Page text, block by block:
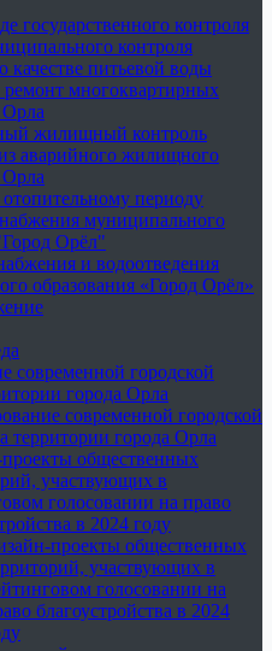
государственного контроля
контроля
питьевой воды
многоквартирных
Орла
жилищный контроль
аварийного жилищного
Орла
периоду
муниципального
Орёл"
и водоотведения
образования «Город Орёл»
современной городской
города Орла
современной городской
территории города Орла
общественных
участвующих в
голосовании на право
в 2024 году
проекты общественных
участвующих в
голосовании на
благоустройства в 2024